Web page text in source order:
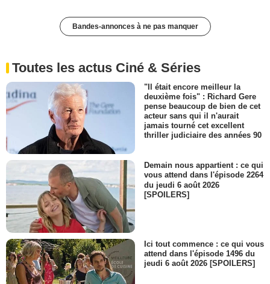
Bandes-annonces à ne pas manquer
Toutes les actus Ciné & Séries
"Il était encore meilleur la
deuxième fois" : Richard Gere
pense beaucoup de bien de cet
acteur sans qui il n'aurait
jamais tourné cet excellent
thriller judiciaire des années 90
Demain nous appartient : ce qui
vous attend dans l'épisode 2264
du jeudi 6 août 2026
[SPOILERS]
Ici tout commence : ce qui vous
attend dans l'épisode 1496 du
jeudi 6 août 2026 [SPOILERS]